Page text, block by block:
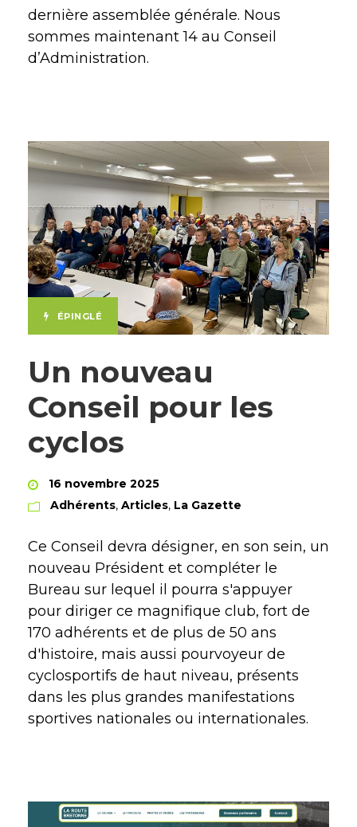
dernière assemblée générale. Nous
sommes maintenant 14 au Conseil
d’Administration.
ÉPINGLÉ
Un nouveau
Conseil pour les
cyclos
16 novembre 2025
Adhérents, Articles, La Gazette
Ce Conseil devra désigner, en son sein, un
nouveau Président et compléter le
Bureau sur lequel il pourra s'appuyer
pour diriger ce magnifique club, fort de
170 adhérents et de plus de 50 ans
d'histoire, mais aussi pourvoyeur de
cyclosportifs de haut niveau, présents
dans les plus grandes manifestations
sportives nationales ou internationales.